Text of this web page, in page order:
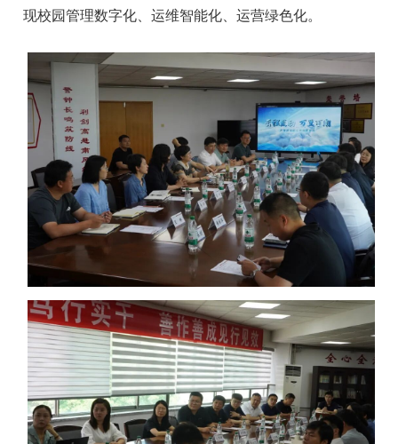
现校园管理数字化、运维智能化、运营绿色化。